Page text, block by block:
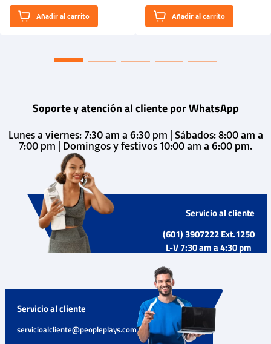
El Rugido del Sol Naciente:
“Primeros para la Et...
Añadir al carrito Añadir al carrito
Soporte y atención al cliente por WhatsApp
Lunes a viernes: 7:30 am a 6:30 pm | Sábados: 8:00 am a
7:00 pm | Domingos y festivos 10:00 am a 6:00 pm.
Servicio al cliente
(601) 3907222 Ext.1250
L-V 7:30 am a 4:30 pm
Servicio al cliente
servicioalcliente@peopleplays.com